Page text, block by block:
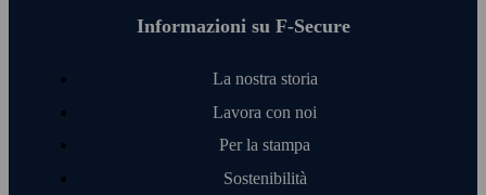
Informazioni su F‑Secure
La nostra storia
Lavora con noi
Per la stampa
Sostenibilità